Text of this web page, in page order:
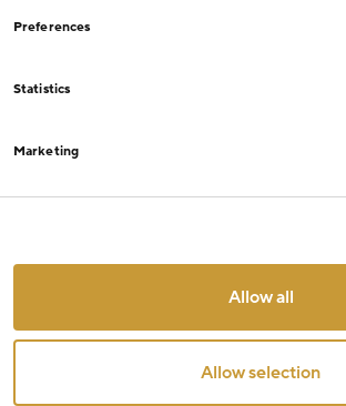
Preferences
Statistics
Marketing
Allow all
Allow selection